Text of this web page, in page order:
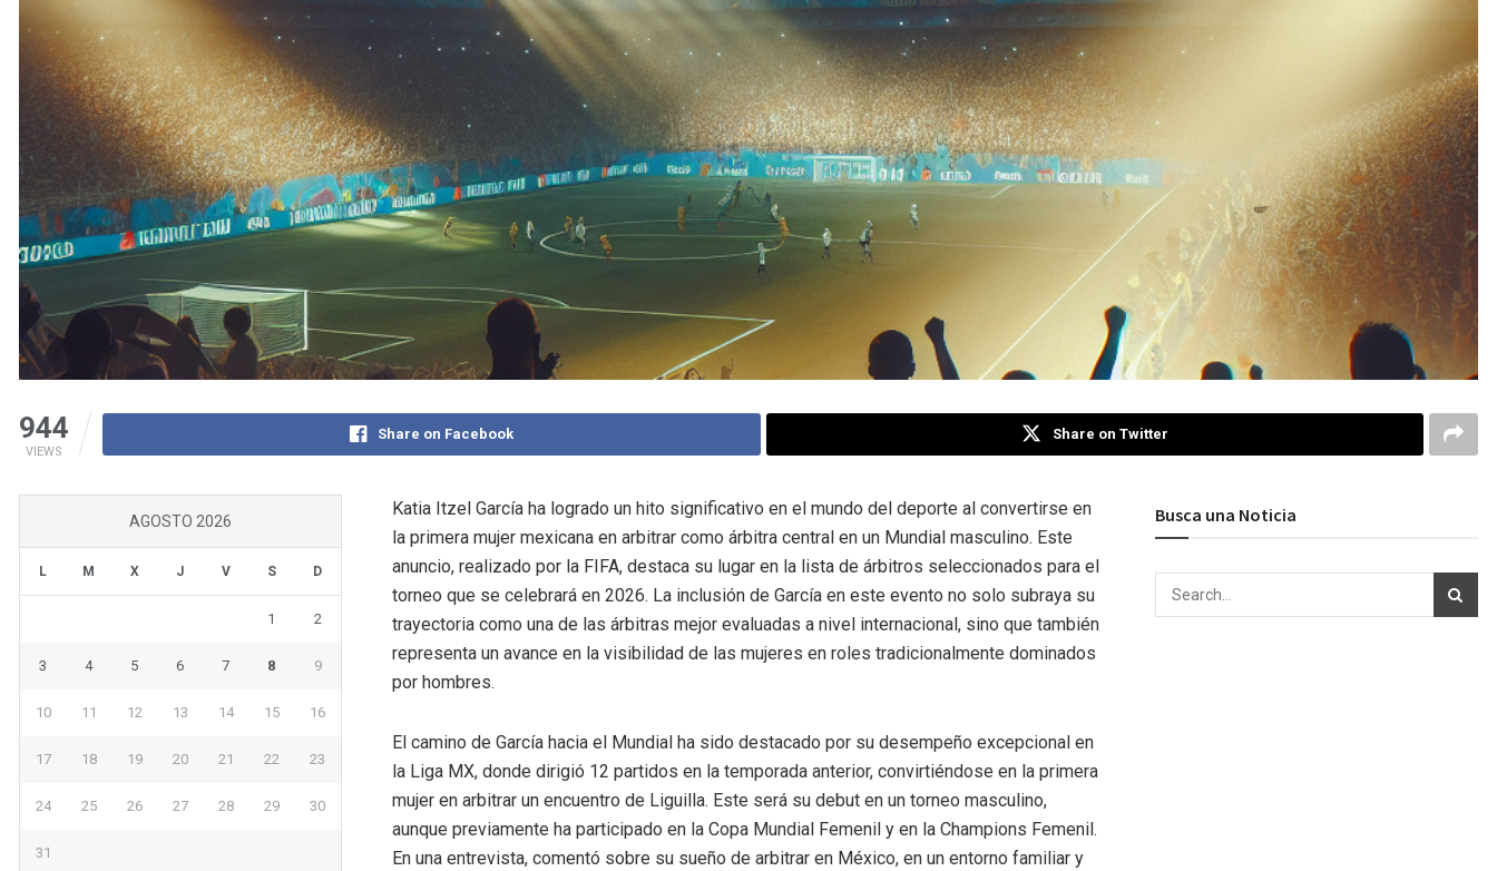
944
VIEWS
Share on Facebook Share on Twitter
Katia Itzel García ha logrado un hito significativo en el mundo del deporte al convertirse en
la primera mujer mexicana en arbitrar como árbitra central en un Mundial masculino. Este
anuncio, realizado por la FIFA, destaca su lugar en la lista de árbitros seleccionados para el
torneo que se celebrará en 2026. La inclusión de García en este evento no solo subraya su
trayectoria como una de las árbitras mejor evaluadas a nivel internacional, sino que también
representa un avance en la visibilidad de las mujeres en roles tradicionalmente dominados
por hombres.
El camino de García hacia el Mundial ha sido destacado por su desempeño excepcional en
la Liga MX, donde dirigió 12 partidos en la temporada anterior, convirtiéndose en la primera
mujer en arbitrar un encuentro de Liguilla. Este será su debut en un torneo masculino,
aunque previamente ha participado en la Copa Mundial Femenil y en la Champions Femenil.
En una entrevista, comentó sobre su sueño de arbitrar en México, en un entorno familiar y
AGOSTO 2026
L M X J V S D
1 2
3 4 5 6 7 8 9
10 11 12 13 14 15 16
17 18 19 20 21 22 23
24 25 26 27 28 29 30
31
Busca una Noticia